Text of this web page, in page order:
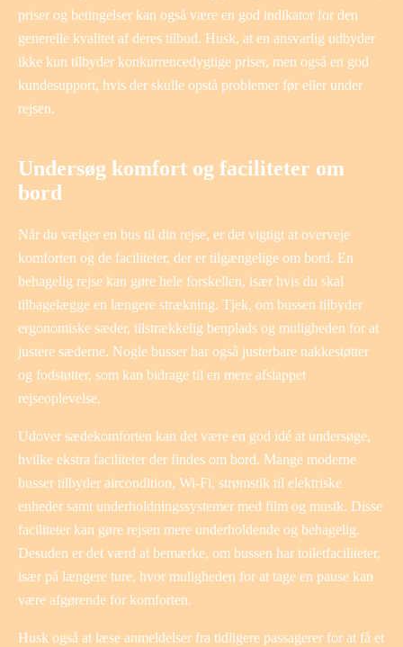
priser og betingelser kan også være en god indikator for den
generelle kvalitet af deres tilbud. Husk, at en ansvarlig udbyder
ikke kun tilbyder konkurrencedygtige priser, men også en god
kundesupport, hvis der skulle opstå problemer før eller under
rejsen.
Undersøg komfort og faciliteter om
bord
Når du vælger en bus til din rejse, er det vigtigt at overveje
komforten og de faciliteter, der er tilgængelige om bord. En
behagelig rejse kan gøre hele forskellen, især hvis du skal
tilbagelægge en længere strækning. Tjek, om bussen tilbyder
ergonomiske sæder, tilstrækkelig benplads og muligheden for at
justere sæderne. Nogle busser har også justerbare nakkestøtter
og fodstøtter, som kan bidrage til en mere afslappet
rejseoplevelse.
Udover sædekomforten kan det være en god idé at undersøge,
hvilke ekstra faciliteter der findes om bord. Mange moderne
busser tilbyder aircondition, Wi-Fi, strømstik til elektriske
enheder samt underholdningssystemer med film og musik. Disse
faciliteter kan gøre rejsen mere underholdende og behagelig.
Desuden er det værd at bemærke, om bussen har toiletfaciliteter,
især på længere ture, hvor muligheden for at tage en pause kan
være afgørende for komforten.
Husk også at læse anmeldelser fra tidligere passagerer for at få et